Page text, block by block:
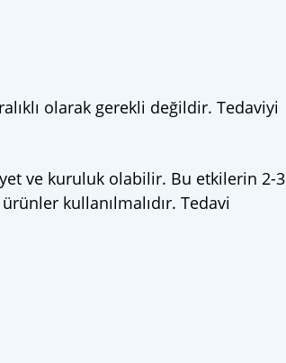
olarak gerekli değildir. Tedaviyi
ve kuruluk olabilir. Bu etkilerin 2-3
kullanılmalıdır. Tedavi